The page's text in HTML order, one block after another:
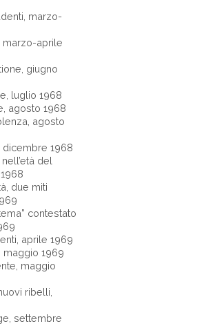
marzo-
marzo-aprile
giugno
luglio 1968
agosto 1968
agosto
dicembre 1968
del
due miti
contestato
aprile 1969
maggio 1969
maggio
ribelli,
settembre